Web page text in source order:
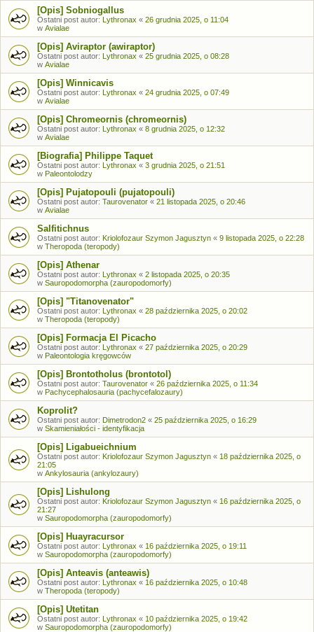
[Opis] Sobniogallus
Ostatni post autor: Lythronax « 26 grudnia 2025, o 11:04
w Avialae
[Opis] Aviraptor (awiraptor)
Ostatni post autor: Lythronax « 25 grudnia 2025, o 08:28
w Avialae
[Opis] Winnicavis
Ostatni post autor: Lythronax « 24 grudnia 2025, o 07:49
w Avialae
[Opis] Chromeornis (chromeornis)
Ostatni post autor: Lythronax « 8 grudnia 2025, o 12:32
w Avialae
[Biografia] Philippe Taquet
Ostatni post autor: Lythronax « 3 grudnia 2025, o 21:51
w Paleontolodzy
[Opis] Pujatopouli (pujatopouli)
Ostatni post autor: Taurovenator « 21 listopada 2025, o 20:46
w Avialae
Salfitichnus
Ostatni post autor: Kriolofozaur Szymon Jagusztyn « 9 listopada 2025, o 22:28
w Theropoda (teropody)
[Opis] Athenar
Ostatni post autor: Lythronax « 2 listopada 2025, o 20:35
w Sauropodomorpha (zauropodomorfy)
[Opis] "Titanovenator"
Ostatni post autor: Lythronax « 28 października 2025, o 20:02
w Theropoda (teropody)
[Opis] Formacja El Picacho
Ostatni post autor: Lythronax « 27 października 2025, o 20:29
w Paleontologia kręgowców
[Opis] Brontotholus (brontotol)
Ostatni post autor: Taurovenator « 26 października 2025, o 11:34
w Pachycephalosauria (pachycefalozaury)
Koprolit?
Ostatni post autor: Dimetrodon2 « 25 października 2025, o 16:29
w Skamieniałości - identyfikacja
[Opis] Ligabueichnium
Ostatni post autor: Kriolofozaur Szymon Jagusztyn « 18 października 2025, o
21:05
w Ankylosauria (ankylozaury)
[Opis] Lishulong
Ostatni post autor: Kriolofozaur Szymon Jagusztyn « 16 października 2025, o
21:27
w Sauropodomorpha (zauropodomorfy)
[Opis] Huayracursor
Ostatni post autor: Lythronax « 16 października 2025, o 19:11
w Sauropodomorpha (zauropodomorfy)
[Opis] Anteavis (anteawis)
Ostatni post autor: Lythronax « 16 października 2025, o 10:48
w Theropoda (teropody)
[Opis] Utetitan
Ostatni post autor: Lythronax « 10 października 2025, o 19:42
w Sauropodomorpha (zauropodomorfy)